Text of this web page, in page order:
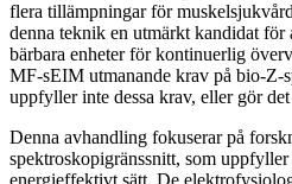
flera tillämpningar för
denna teknik en utmärkt kandidat
bärbara enheter för kontinuerlig
MF-sEIM utmanande krav på bio-Z-
uppfyller inte dessa krav, eller gör
Denna avhandling fokuserar på
spektroskopigränssnitt, som
energieffektivt sätt. De